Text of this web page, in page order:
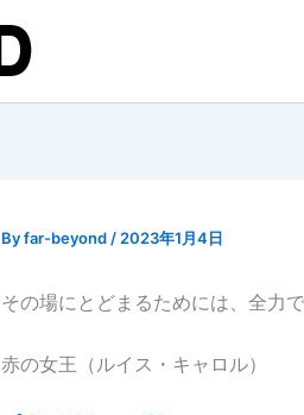
Byfar-beyond / 2023年1月4日
その場にとどまるためには、全力
赤の女王（ルイス・キャロル）